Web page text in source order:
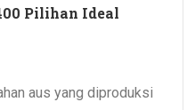
Pilihan Ideal
aus yang diproduksi